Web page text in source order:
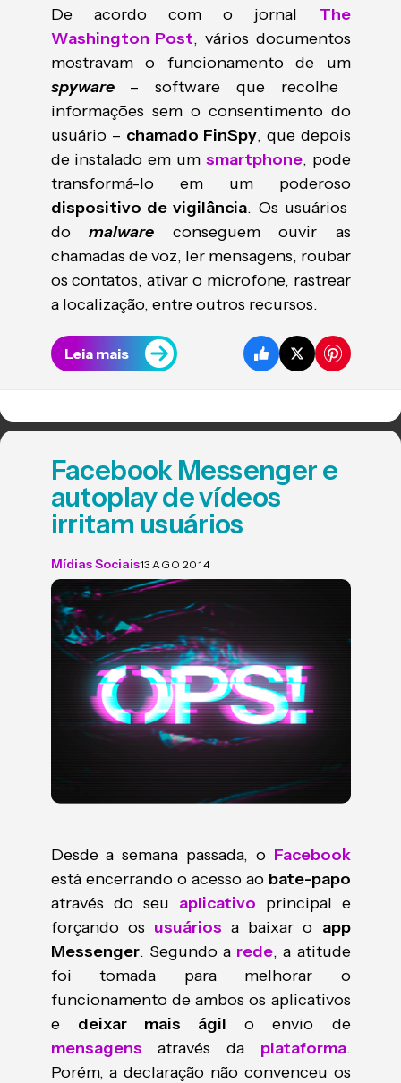
De acordo com o jornal The
Washington Post, vários documentos
mostravam o funcionamento de um
spyware
– software que recolhe
informações sem o consentimento do
usuário – chamado FinSpy, que depois
de instalado em um smartphone, pode
transformá-lo em um poderoso
dispositivo de vigilância. Os usuários
do malware conseguem ouvir as
chamadas de voz, ler mensagens, roubar
os contatos, ativar o microfone, rastrear
a localização, entre outros recursos.
Leia mais
Facebook Messenger e
autoplay de vídeos
irritam usuários
Mídias Sociais13 AGO 2014
Desde a semana passada, o Facebook
está encerrando o acesso ao bate-papo
através do seu aplicativo principal e
forçando os usuários a baixar o app
Messenger. Segundo a rede, a atitude
foi tomada para melhorar o
funcionamento de ambos os aplicativos
e deixar mais ágil o envio de
mensagens através da plataforma.
Porém, a declaração não convenceu os